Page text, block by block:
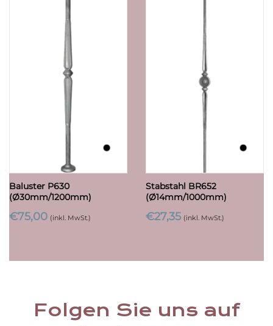
Baluster P630
(Ø30mm/1200mm)
€75,00 (inkl. MwSt.)
Stabstahl BR652
(Ø14mm/1000mm)
€27,35 (inkl. MwSt.)
Folgen Sie uns auf